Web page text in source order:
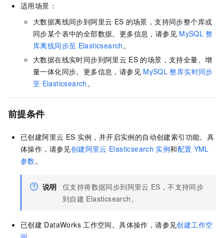
适用场景：
大数据离线同步到阿里云 ES 的场景，支持同步整个库或
同步某个表中的全部数据。更多信息，请参见 MySQL 整
库离线同步至 Elasticsearch。
大数据在线实时同步到阿里云 ES 的场景，支持全量、增
量一体化同步。更多信息，请参见 MySQL 整库实时同步
至 Elasticsearch。
前提条件
已创建阿里云 ES 实例，并开启实例的自动创建索引功能。具
体操作，请参见创建阿里云 Elasticsearch 实例和配置 YML
参数。
说明 仅支持将数据同步到阿里云 ES，不支持同步
到自建 Elasticsearch。
已创建 DataWorks 工作空间。具体操作，请参见创建工作空